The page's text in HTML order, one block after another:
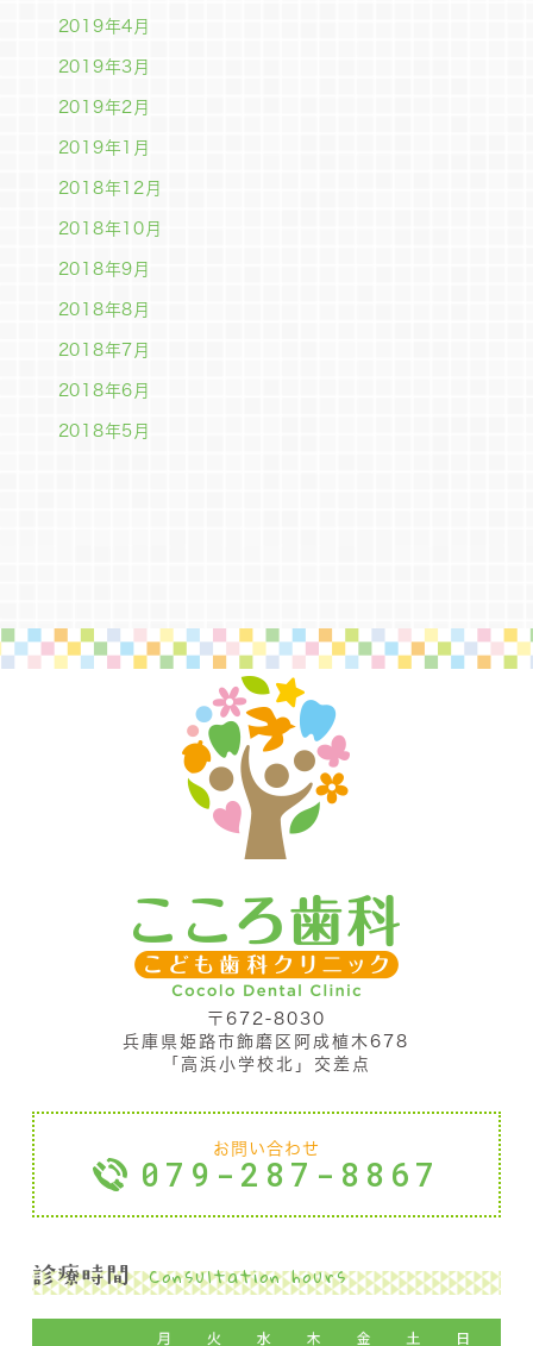
2019年4月
2019年3月
2019年2月
2019年1月
2018年12月
2018年10月
2018年9月
2018年8月
2018年7月
2018年6月
2018年5月
〒672-8030
兵庫県姫路市飾磨区阿成植木678
「高浜小学校北」交差点
お問い合わせ
079-287-8867
診療時間 Consultation hours